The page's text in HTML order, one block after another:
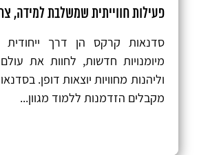
פעילות חווייתית שמשלבת למידה,
סדנאות קרקס הן דרך
מיומנויות חדשות, לחוות את
וליהנות מחוויות יוצאות דופן.
מקבלים הזדמנות ללמוד מגוון...